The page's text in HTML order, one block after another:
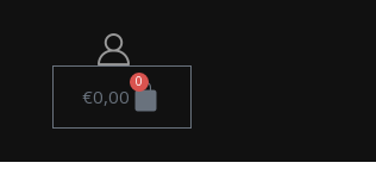
€0,00
0